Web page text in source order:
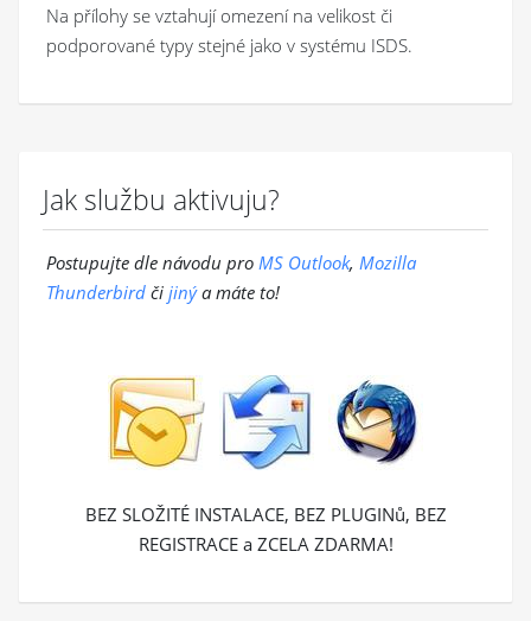
Na přílohy se vztahují omezení na velikost či
podporované typy stejné jako v systému ISDS.
Jak službu aktivuju?
Postupujte dle návodu pro MS Outlook, Mozilla
Thunderbird či jinýa máte to!
BEZ SLOŽITÉ INSTALACE, BEZ PLUGINů, BEZ
REGISTRACE a ZCELA ZDARMA!